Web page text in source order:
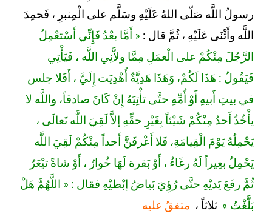
رسولُ اللَّه صَلّى اللهُ عَلَيْهِ وسَلَّم على الْمِنبرِ ، فَحمِدَ
اللَّه وأَثْنَى عَلَيْهِ ، ثُمَّ قال : « أَمَّا بعْدُ فَإِنِّي أَسْتعْمِلُ
الرَّجُلَ مِنْكُمْ على الْعمَلِ مِمَّا ولاَّنِي اللَّه ، فَيَأْتِي
فَيَقُولُ : هَذَا لَكُمْ، وَهَذَا هَدِيَّةٌ أُهْدِيَت إِلَيَّ ، أَفَلا جلس
في بيتِ أَبيهِ أَوْ أُمِّهِ حتَّى تأْتِيَهُ إِنْ كَانَ صادقاً، واللَّه لا
يأْخُذُ أَحدٌ مِنْكُمْ شَيْئاً بِغَيْرِ حقِّهِ إلاَّ لَقِيَ اللَّه تَعالَى ،
يَحْمِلُهُ يَوْمَ الْقِيامَةِ، فَلا أَعْرفَنَّ أَحداً مِنْكُمْ لَقِيَ اللَّه
يَحْمِلُ بعِيراً لَهُ رغَاءٌ ، أَوْ بَقرة لَهَا خُوارٌ ، أَوْ شاةً تيْعَرُ
ثُمَّ رفَعَ يَديْهِ حتَّى رُؤِيَ بَياضُ إبْطيْهِ فقال : « اللَّهُمَّ هَلْ
بَلَّغْتُ » ثلاثاً ، متفقٌ عليه